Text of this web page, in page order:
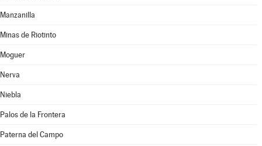
Manzanilla
Minas de Riotinto
Moguer
Nerva
Niebla
Palos de la Frontera
Paterna del Campo